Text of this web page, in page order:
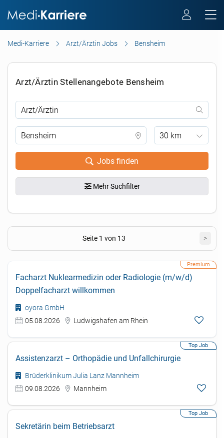
Medi-Karriere Arzt/Ärztin Jobs Bensheim
Arzt/Ärztin Stellenangebote Bensheim
30 km
Jobs finden
Mehr Suchfilter
Seite 1 von 13 >
Facharzt Nuklearmedizin oder Radiologie (m/w/d)
Doppelfacharzt willkommen
oyora GmbH
05.08.2026
Ludwigshafen am Rhein
Assistenzarzt – Orthopädie und Unfallchirurgie
Brüderklinikum Julia Lanz Mannheim
09.08.2026
Mannheim
Sekretärin beim Betriebsarzt